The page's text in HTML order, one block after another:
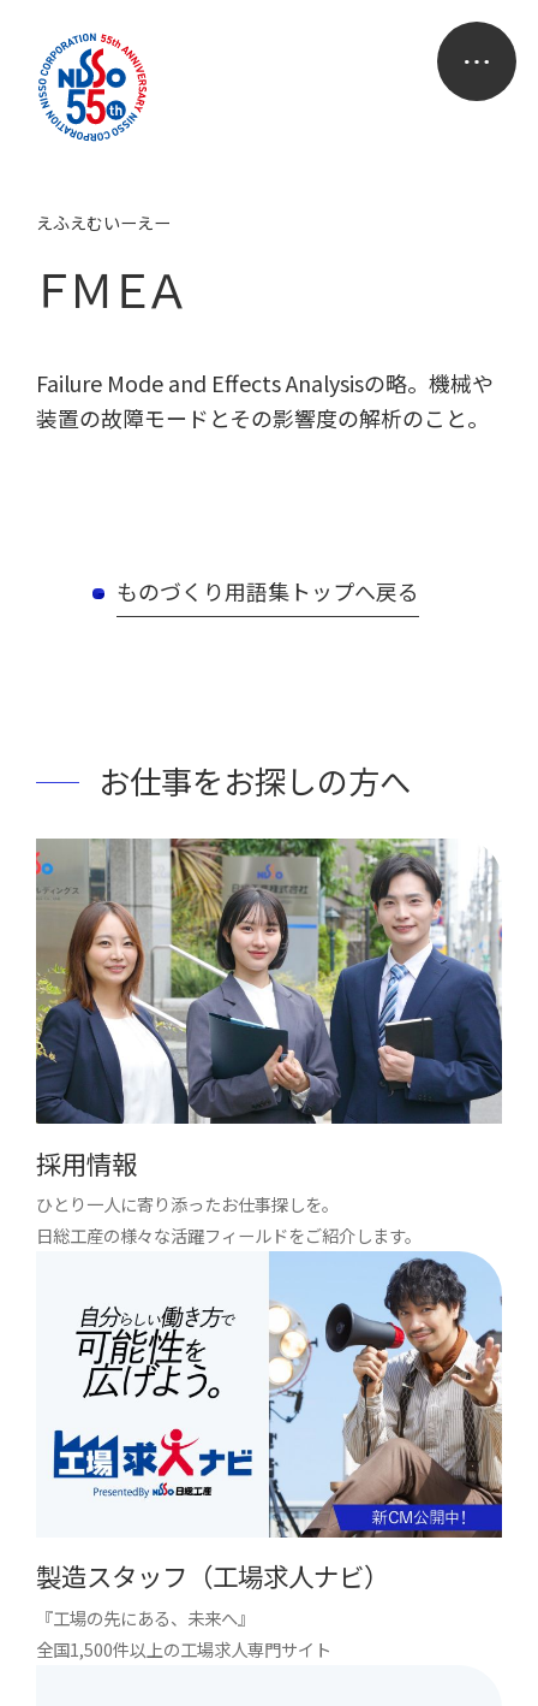
ＦＭＥＡ
えふえむいーえー
Failure Mode and Effects Analysisの略。機械や
装置の故障モードとその影響度の解析のこと。
ものづくり用語集トップへ戻る
お仕事をお探しの方へ
採用情報
ひとり一人に寄り添ったお仕事探しを。
日総工産の様々な活躍フィールドをご紹介します。
製造スタッフ（工場求人ナビ）
『工場の先にある、未来へ』
全国1,500件以上の工場求人専門サイト